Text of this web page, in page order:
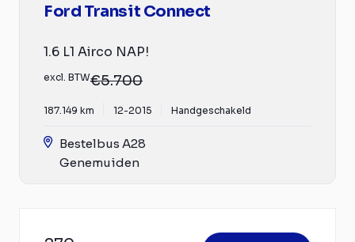
Ford Transit Connect
1.6 L1 Airco NAP!
excl. BTW€5.700
187.149 km 12-2015 Handgeschakeld
Bestelbus A28
Genemuiden